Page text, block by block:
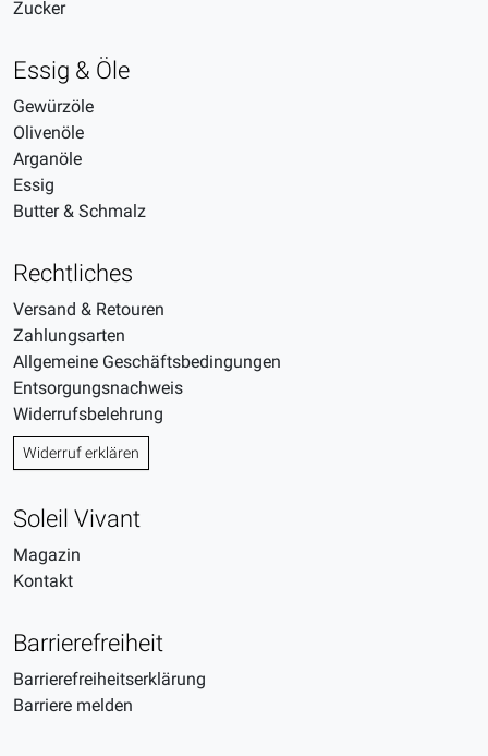
Zucker
Essig & Öle
Gewürzöle
Olivenöle
Arganöle
Essig
Butter & Schmalz
Rechtliches
Versand & Retouren
Zahlungsarten
Allgemeine Geschäftsbedingungen
Entsorgungsnachweis
Widerrufsbelehrung
Widerruf erklären
Soleil Vivant
Magazin
Kontakt
Barrierefreiheit
Barrierefreiheitserklärung
Barriere melden